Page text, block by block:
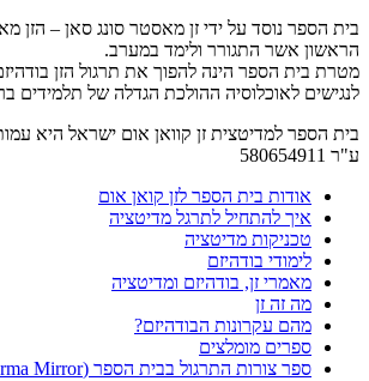
בית הספר נוסד על ידי זן מאסטר סונג סאן – הזן
הראשון אשר התגורר ולימד במערב.
מטרת בית הספר הינה להפוך את תרגול הזן
לנגישים לאוכלוסיה ההולכת הגדלה של תלמידים
בית הספר למדיטצית זן קוואן אום ישראל היא
ע"ר 580654911
אודות בית הספר לזן קואן אום
איך להתחיל לתרגל מדיטציה
טכניקות מדיטציה
לימודי בודהיזם
מאמרי זן, בודהיזם ומדיטציה
מה זה זן
מהם עקרונות הבודהיזם?
ספרים מומלצים
ספר צורות התרגול בבית הספר (Dharma Mirror)